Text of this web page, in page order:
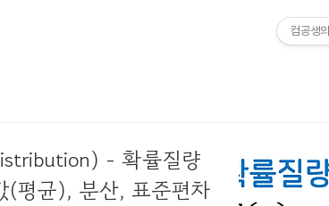
- 확률질량
평균), 분산, 표준편차
컴공생